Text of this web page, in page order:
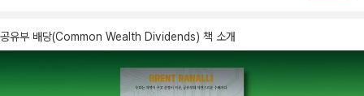
공유부 배당(Common Wealth Dividends) 책 소개